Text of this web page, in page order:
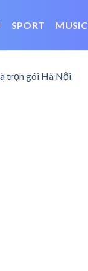
SPORT MUSIC
trọn gói Hà Nội